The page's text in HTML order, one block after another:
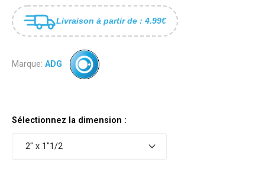
Livraison à partir de : 4.99€
Marque: ADG
Sélectionnez la dimension :
2" x 1"1/2